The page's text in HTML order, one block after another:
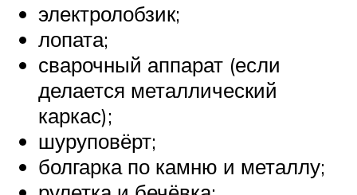
электролобзик;
лопата;
сварочный аппарат (если
делается металлический
каркас);
шуруповёрт;
болгарка по камню и металлу;